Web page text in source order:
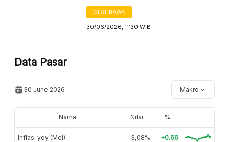
OLAHRAGA
30/06/2026, 11:30 WIB
Data Pasar
30 June 2026 Makro
Nama Nilai %
Inflasi yoy (Mei) 3,08% +0.66